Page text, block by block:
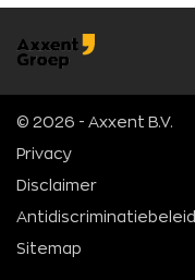
© 2026 - Axxent B.V.
Privacy
Disclaimer
Antidiscriminatiebeleid
Sitemap